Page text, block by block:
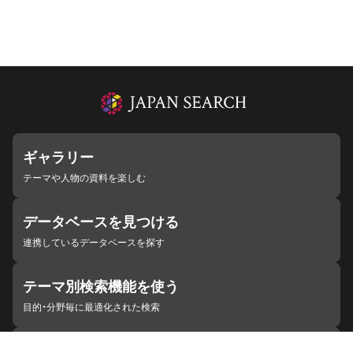
ギャラリー
テーマや人物の資料を楽しむ
データベースを見つける
連携しているデータベースを探す
テーマ別検索機能を使う
目的・分野毎に最適化された検索